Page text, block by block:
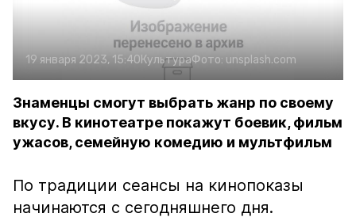
19 января 2023, 15:40КультураФото: unsplash.com
Знаменцы смогут выбрать жанр по своему
вкусу. В кинотеатре покажут боевик, фильм
ужасов, семейную комедию и мультфильм
По традиции сеансы на кинопоказы
начинаются с сегодняшнего дня.